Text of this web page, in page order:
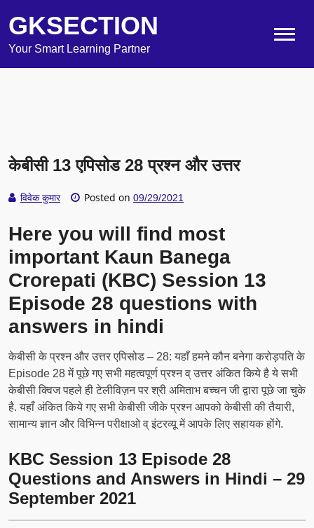
GKSECTION
Your Smart Learning Partner
केबीसी 13 एपिसोड 28 प्रश्न और उत्तर
विवेक कुमार Posted on 09/29/2021
Here you will find most
important Kaun Banega
Crorepati (KBC) Session 13
Episode 28 questions with
answers in hindi
केबीसी के प्रश्न और उत्तर एपिसोड – 28: यहाँ हमने कौन बनेगा करोड़पति के
Episode 28 में पूछे गए सभी महत्वपूर्ण प्रश्न व् उत्तर अंकित किये है ये सभी
केबीसी क्विज पहले ही टेलीविज़न पर श्री अमिताभ बच्चन जी द्वारा पूछे जा चुके
है. यहाँ अंकित किये गए सभी केबीसी जीके प्रश्न आपको केबीसी की तैयारी,
सामान्य ज्ञान और विभिन्न परीक्षाओ व् इंटरव्यू में आपके लिए सहायक होंगे.
KBC Session 13 Episode 28
Questions and Answers in Hindi – 29
September 2021